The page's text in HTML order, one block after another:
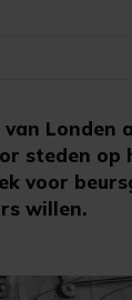
van
steden op
voor
willen.